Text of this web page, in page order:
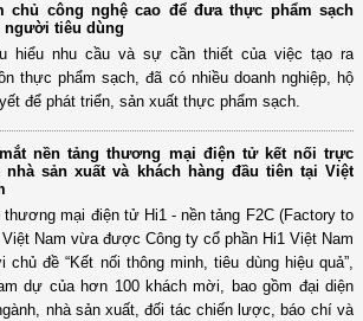
chủ công nghệ cao để đưa thực phẩm sạch
người tiêu dùng
hiểu nhu cầu và sự cần thiết của việc tạo ra
thực phẩm sạch, đã có nhiều doanh nghiệp, hộ
để phát triển, sản xuất thực phẩm sạch.
mắt nền tảng thương mại điện tử kết nối trực
nhà sản xuất và khách hàng đầu tiên tại Việt
thương mại điện tử Hi1 - nền tảng F2C (Factory to
Nam vừa được Công ty cổ phần Hi1 Việt Nam
đề “Kết nối thông minh, tiêu dùng hiệu quả”,
dự của hơn 100 khách mời, bao gồm đại diện
nhà sản xuất, đối tác chiến lược, báo chí và